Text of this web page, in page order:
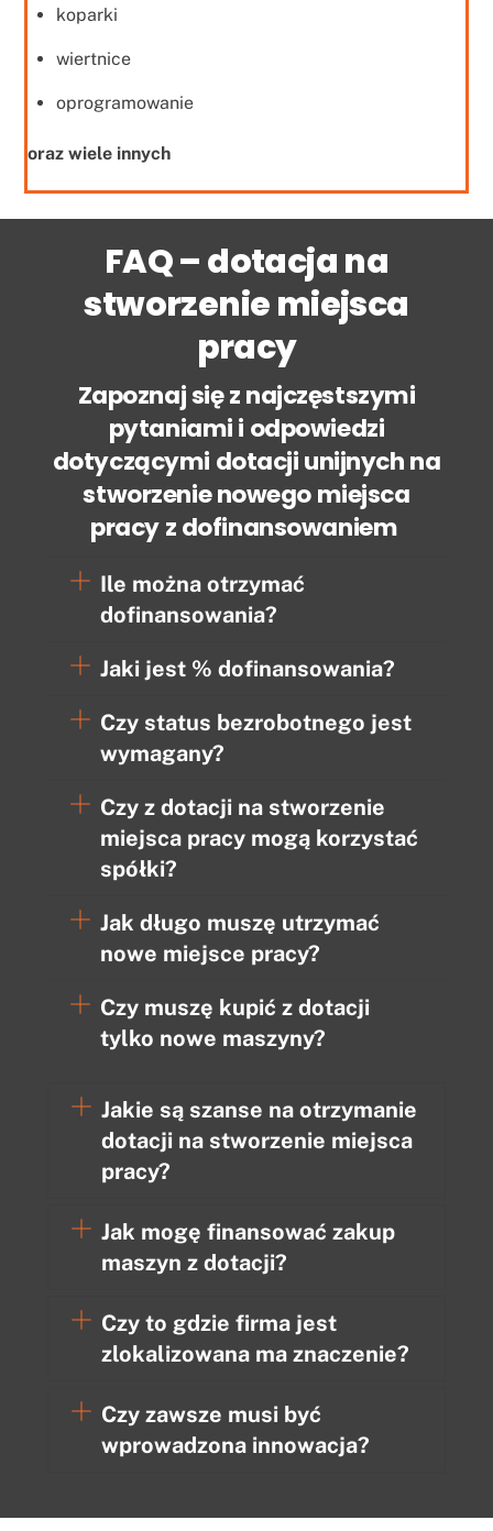
koparki
wiertnice
oprogramowanie
oraz wiele innych
FAQ – dotacja na
stworzenie miejsca
pracy
Zapoznaj się z najczęstszymi
pytaniami i odpowiedzi
dotyczącymi dotacji unijnych na
stworzenie nowego miejsca
pracy z dofinansowaniem
Ile można otrzymać
dofinansowania?
Jaki jest % dofinansowania?
Czy status bezrobotnego jest
wymagany?
Czy z dotacji na stworzenie
miejsca pracy mogą korzystać
spółki?
Jak długo muszę utrzymać
nowe miejsce pracy?
Czy muszę kupić z dotacji
tylko nowe maszyny?
Jakie są szanse na otrzymanie
dotacji na stworzenie miejsca
pracy?
Jak mogę finansować zakup
maszyn z dotacji?
Czy to gdzie firma jest
zlokalizowana ma znaczenie?
Czy zawsze musi być
wprowadzona innowacja?